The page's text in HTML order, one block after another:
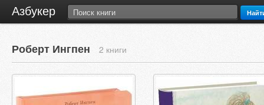
Азбукер
Роберт Ингпен 2 книги